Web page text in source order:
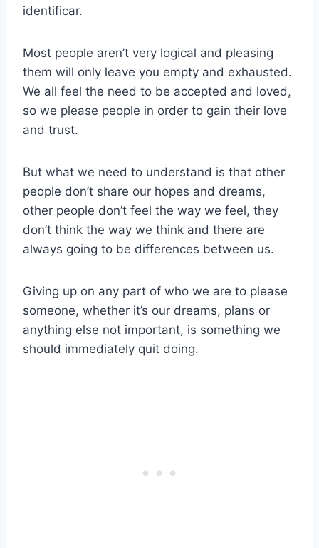
identificar.
Most people aren’t very logical and pleasing
them will only leave you empty and exhausted.
We all feel the need to be accepted and loved,
so we please people in order to gain their love
and trust.
But what we need to understand is that other
people don’t share our hopes and dreams,
other people don’t feel the way we feel, they
don’t think the way we think and there are
always going to be differences between us.
Giving up on any part of who we are to please
someone, whether it’s our dreams, plans or
anything else not important, is something we
should immediately quit doing.